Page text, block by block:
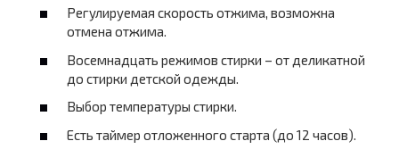
Регулируемая скорость отжима, возможна
отмена отжима.
Восемнадцать режимов стирки – от деликатной
до стирки детской одежды.
Выбор температуры стирки.
Есть таймер отложенного старта (до 12 часов).